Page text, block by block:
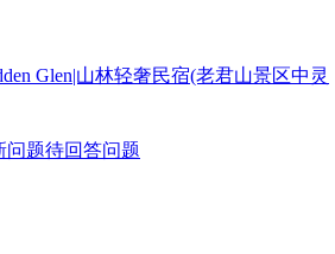
Glen|山林轻奢民宿(老君山景区中灵
问题待回答问题